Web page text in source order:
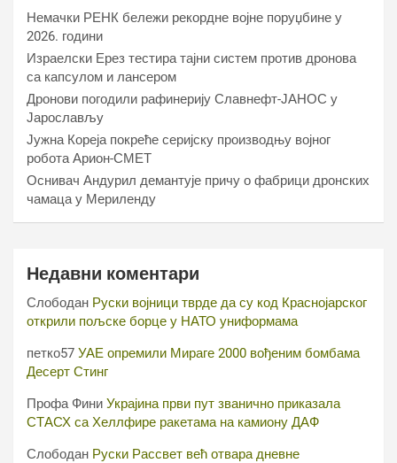
Немачки РЕНК бележи рекордне војне поруџбине у
2026. години
Израелски Ерез тестира тајни систем против дронова
са капсулом и лансером
Дронови погодили рафинерију Славнефт-ЈАНОС у
Јарослављу
Јужна Кореја покреће серијску производњу војног
робота Арион-СМЕТ
Оснивач Андурил демантује причу о фабрици дронских
чамаца у Мериленду
Недавни коментари
Слободан Руски војници тврде да су код Краснојарског
открили пољске борце у НАТО униформама
петко57 УАЕ опремили Мираге 2000 вођеним бомбама
Десерт Стинг
Профа Фини Украјина први пут званично приказала
СТАСХ са Хеллфире ракетама на камиону ДАФ
Слободан Руски Рассвет већ отвара дневне